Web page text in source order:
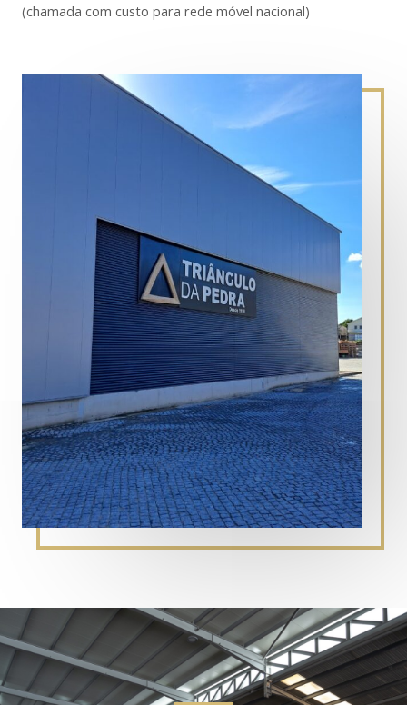
(chamada com custo para rede móvel nacional)